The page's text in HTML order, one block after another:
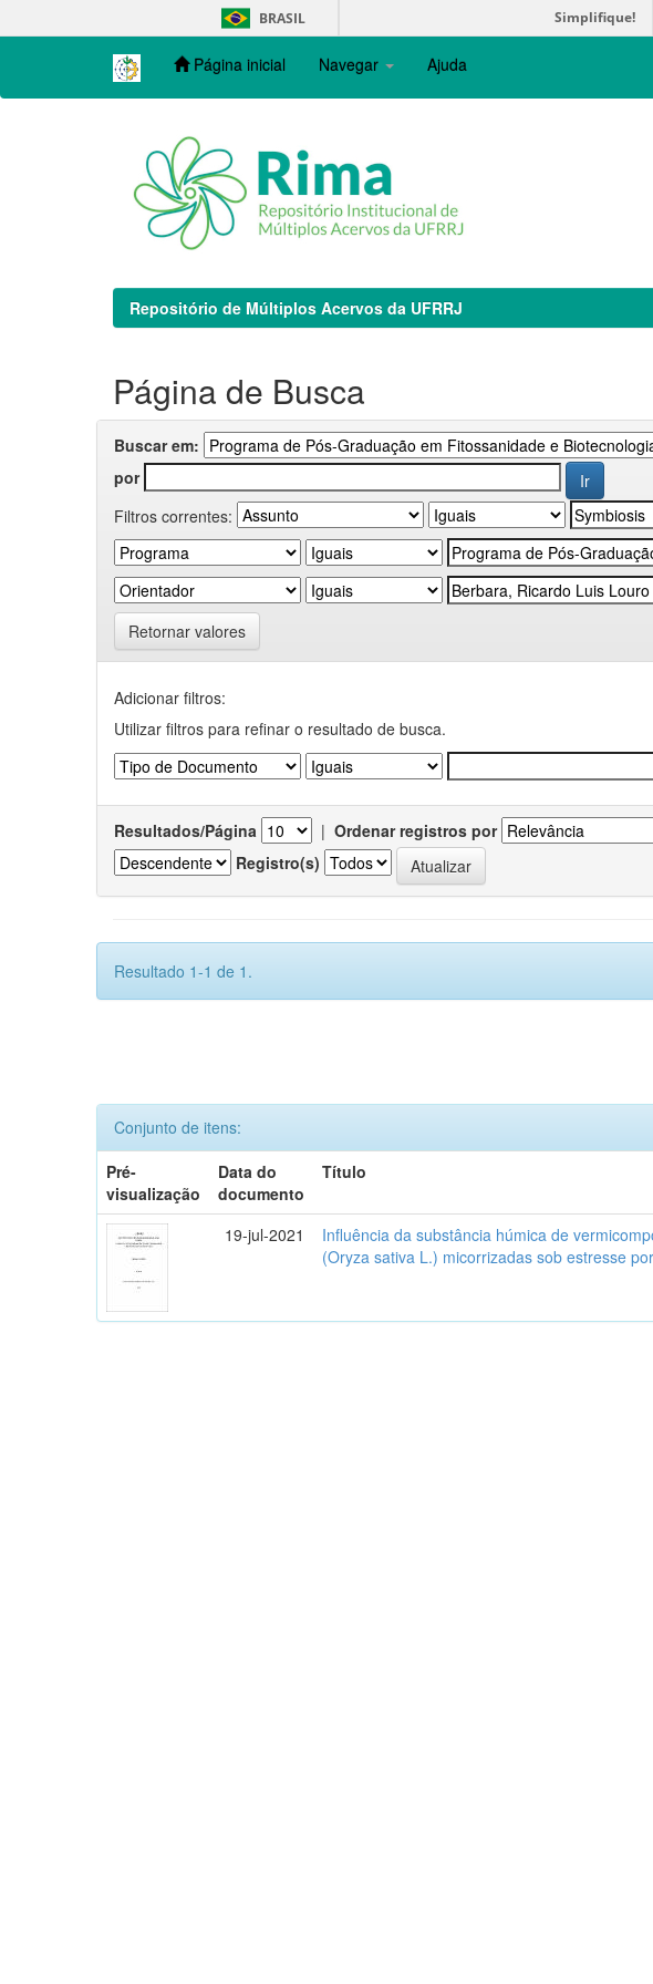
navigation
BRASIL Simplifique!
Página inicial Navegar Ajuda
Repositório de Múltiplos Acervos da UFRRJ
Página de Busca
Buscar em:
por
Filtros correntes:
Retornar valores
Adicionar filtros:
Utilizar filtros para refinar o resultado de busca.
Resultados/Página | Ordenar registros por
Registro(s)
Resultado 1-1 de 1.
Conjunto de itens:
Pré-
visualização
Data do
documento
Título
19-jul-2021
Influência da substância húmica de
(Oryza sativa L.) micorrizadas sob estresse